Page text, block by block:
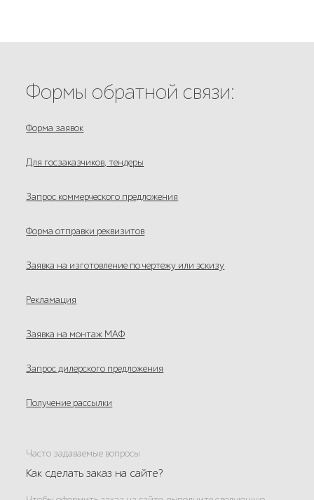
Формы обратной связи:
Форма заявок
Для госзаказчиков, тендеры
Запрос коммерческого предложения
Форма отправки реквизитов
Заявка на изготовление по чертежу или эскизу
Рекламация
Заявка на монтаж МАФ
Запрос дилерского предложения
Получение рассылки
Часто задаваемые вопросы
Как сделать заказ на сайте?